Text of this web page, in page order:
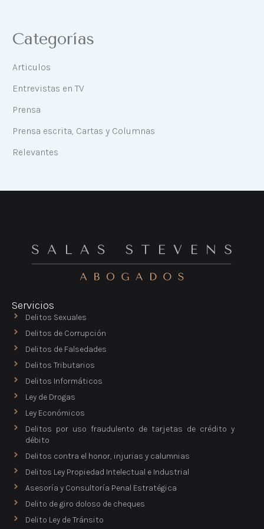
Categorías
Articulos
Entrevistas en TV
Prensa
Prensa escrita, Cartas y Columnas
Relevantes
Servicios
Delitos Sexuales
Delitos de Corrupción
Delitos de Falsedades
Delitos Tributarios
Delitos Informáticos
Ley de Drogas
Ley Económicos
Delitos por uso fraudulento de tarjetas de crédito y
débito
Delitos contra el honor, injurias y calumnias
Delitos Ley Propiedad Intelectual e Industrial
Asesoría y Consultoría Penal Estratégica
Delito de giro doloso de cheques
Delito Ley de Tránsito